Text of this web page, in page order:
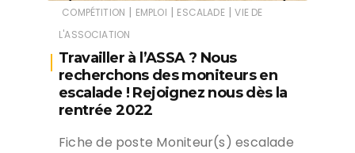
COMPÉTITION | EMPLOI | ESCALADE | VIE DE
L'ASSOCIATION
Travailler à l’ASSA ? Nous
recherchons des moniteurs en
escalade ! Rejoignez nous dès la
rentrée 2022
Fiche de poste Moniteur(s) escalade